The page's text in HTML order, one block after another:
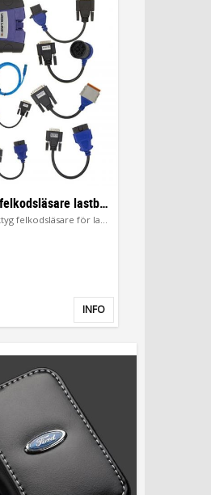
Diagnostikverktyg felkodsläsare lastbilar
NEXIQ 2 diagnostikverktyg felkodsläsare för lastbilar Truck
Lägg till i favoriter
INFO